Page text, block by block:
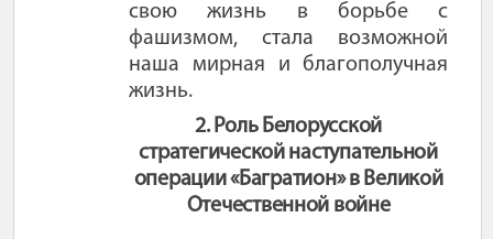
свою жизнь в борьбе с
фашизмом, стала возможной
наша мирная и благополучная
жизнь.
2. Роль Белорусской
стратегической наступательной
операции «Багратион» в Великой
Отечественной войне